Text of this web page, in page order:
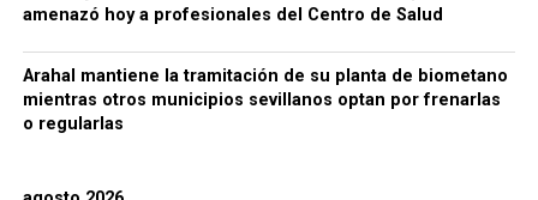
amenazó hoy a profesionales del Centro de Salud
Arahal mantiene la tramitación de su planta de biometano
mientras otros municipios sevillanos optan por frenarlas
o regularlas